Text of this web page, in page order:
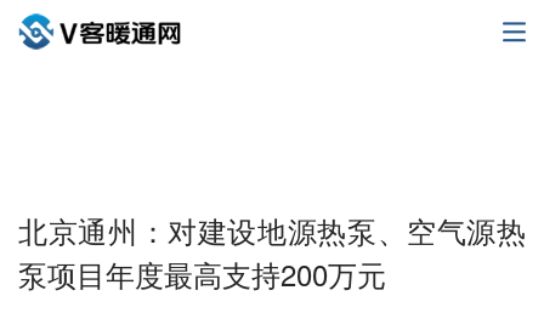
北京通州：对建设地源热泵、空气源热
泵项目年度最高支持200万元